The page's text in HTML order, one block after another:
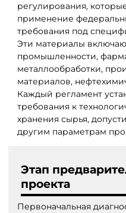
регулирования,
применение
требования под
Эти материалы
промышленности,
металлообработки,
материалов,
Каждый регламент
требования к
хранения сырья,
другим параметрам
Этап
проекта
Первоначальная